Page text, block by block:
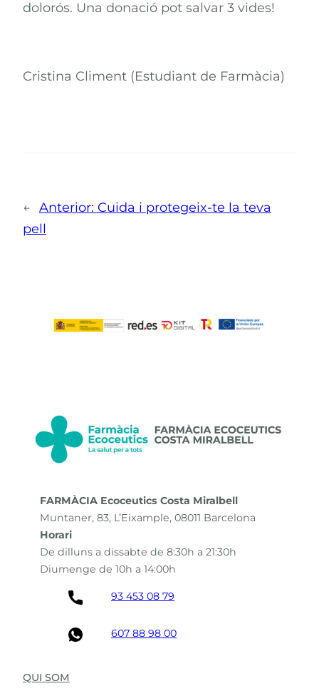
dolorós. Una donació pot salvar 3 vides!
Cristina Climent (Estudiant de Farmàcia)
← Anterior: Cuida i protegeix-te la teva
pell
FARMÀCIA Ecoceutics Costa Miralbell
Muntaner, 83, L’Eixample, 08011 Barcelona
Horari
De dilluns a dissabte de 8:30h a 21:30h
Diumenge de 10h a 14:00h
93 453 08 79
607 88 98 00
QUI SOM